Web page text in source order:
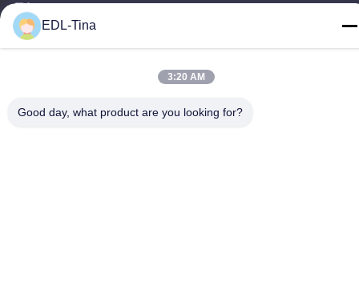
テレ
86--17701960455
EDL-Tina
3:20 AM
Good day, what product are you looking for?